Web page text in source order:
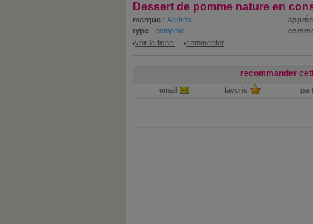
Dessert de pomme nature en
marque : Andros
type : compote
voir la fiche
commenter
recommander
email favoris